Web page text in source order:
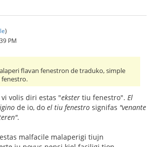
)
PM
flavan fenestron de traduko, simple
volis diri estas "ekster tiu fenestro". El
de io, do el tiu fenestro signifas "venante
.
malfacile malaperigi tiujn